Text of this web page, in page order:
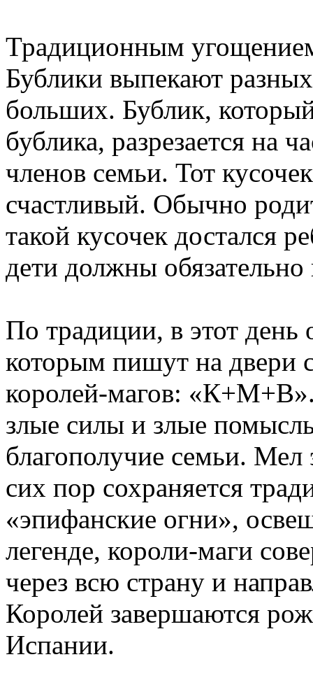
Традиционным
Бублики выпекают
больших. Бублик,
бублика, разрезается на
членов семьи. Тот
счастливый. Обычно
такой кусочек достался
дети должны
По традиции, в этот
которым пишут на двери
королей-магов:
злые силы и злые
благополучие семьи. Мел
сих пор сохраняется
«эпифанские огни»,
легенде, короли-маги
через всю страну и
Королей завершаются
Испании.